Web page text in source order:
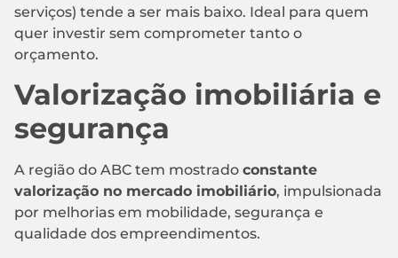
serviços) tende a ser mais baixo. Ideal para quem
quer investir sem comprometer tanto o
orçamento.
Valorização imobiliária e
segurança
A região do ABC tem mostrado constante
valorização no mercado imobiliário, impulsionada
por melhorias em mobilidade, segurança e
qualidade dos empreendimentos.